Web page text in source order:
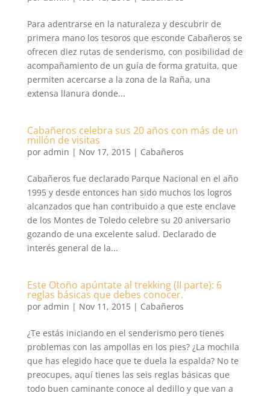
Para adentrarse en la naturaleza y descubrir de
primera mano los tesoros que esconde Cabañeros se
ofrecen diez rutas de senderismo, con posibilidad de
acompañamiento de un guía de forma gratuita, que
permiten acercarse a la zona de la Raña, una
extensa llanura donde...
Cabañeros celebra sus 20 años con más de un
millón de visitas
por admin | Nov 17, 2015| Cabañeros
Cabañeros fue declarado Parque Nacional en el año
1995 y desde entonces han sido muchos los logros
alcanzados que han contribuido a que este enclave
de los Montes de Toledo celebre su 20 aniversario
gozando de una excelente salud. Declarado de
interés general de la...
Este Otoño apúntate al trekking (II parte): 6
reglas básicas que debes conocer.
por admin | Nov 11, 2015| Cabañeros
¿Te estás iniciando en el senderismo pero tienes
problemas con las ampollas en los pies? ¿La mochila
que has elegido hace que te duela la espalda? No te
preocupes, aquí tienes las seis reglas básicas que
todo buen caminante conoce al dedillo y que van a